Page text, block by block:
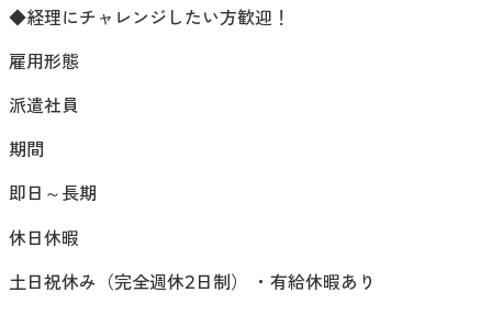
◆経理にチャレンジしたい方歓迎！
雇用形態
派遣社員
期間
即日～長期
休日休暇
土日祝休み（完全週休2日制） ・有給休暇あり